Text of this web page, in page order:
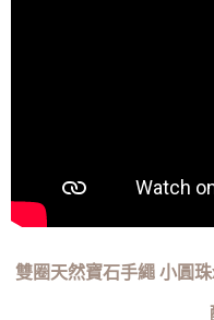
雙圈天然寶石手繩 小圓